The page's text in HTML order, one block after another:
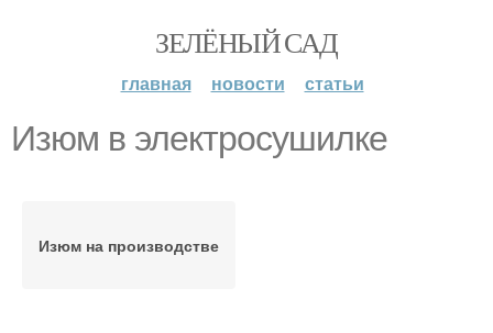
ЗЕЛЁНЫЙ САД
главная новости статьи
Изюм в электросушилке
Изюм на производстве